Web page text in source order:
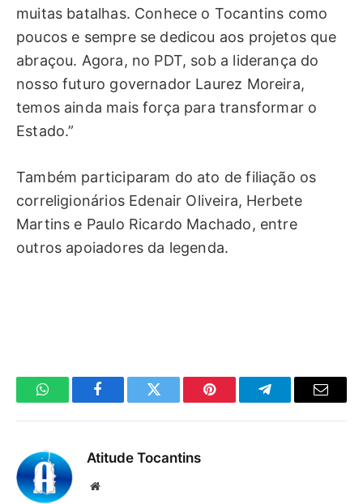
muitas batalhas. Conhece o Tocantins como
poucos e sempre se dedicou aos projetos que
abraçou. Agora, no PDT, sob a liderança do
nosso futuro governador Laurez Moreira,
temos ainda mais força para transformar o
Estado.”
Também participaram do ato de filiação os
correligionários Edenair Oliveira, Herbete
Martins e Paulo Ricardo Machado, entre
outros apoiadores da legenda.
WhatsAppFacebookTwitter Pinterest TelegramaE-
Atitude Tocantins
Site